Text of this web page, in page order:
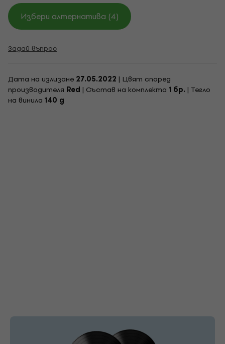
Избери алтернатива (4)
Задай въпрос
Дата на излизане 27.05.2022 | Цвят според
производителя Red | Състав на комплекта 1 бр. | Тегло
на винила 140 g